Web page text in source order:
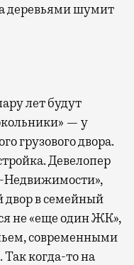
деревьями шумит
лет будут
— у
грузового двора.
Девелопер
Недвижимости»,
двор в семейный
не «еще один ЖК»,
современными
когда-то на